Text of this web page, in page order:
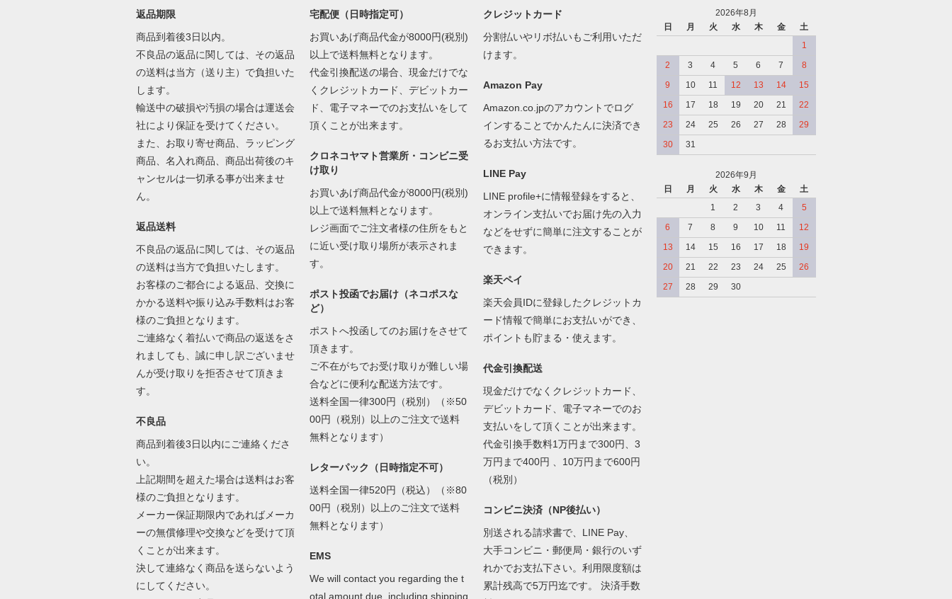
返品期限
商品到着後3日以内。
不良品の返品に関しては、その返品
の送料は当方（送り主）で負担いた
します。
輸送中の破損や汚損の場合は運送会
社により保証を受けてください。
また、お取り寄せ商品、ラッピング
商品、名入れ商品、商品出荷後のキ
ャンセルは一切承る事が出来ませ
ん。
返品送料
不良品の返品に関しては、その返品
の送料は当方で負担いたします。
お客様のご都合による返品、交換に
かかる送料や振り込み手数料はお客
様のご負担となります。
ご連絡なく着払いで商品の返送をさ
れましても、誠に申し訳ございませ
んが受け取りを拒否させて頂きま
す。
不良品
商品到着後3日以内にご連絡くださ
い。
上記期間を超えた場合は送料はお客
様のご負担となります。
メーカー保証期限内であればメーカ
ーの無償修理や交換などを受けて頂
くことが出来ます。
決して連絡なく商品を送らないよう
にしてください。
宅配便（日時指定可）
お買いあげ商品代金が8000円(税別)
以上で送料無料となります。
代金引換配送の場合、現金だけでな
くクレジットカード、デビットカー
ド、電子マネーでのお支払いをして
頂くことが出来ます。
クロネコヤマト営業所・コンビニ受
け取り
お買いあげ商品代金が8000円(税別)
以上で送料無料となります。
レジ画面でご注文者様の住所をもと
に近い受け取り場所が表示されま
す。
ポスト投函でお届け（ネコポスな
ど）
ポストへ投函してのお届けをさせて
頂きます。
ご不在がちでお受け取りが難しい場
合などに便利な配送方法です。
送料全国一律300円（税別）（※50
00円（税別）以上のご注文で送料
無料となります）
レターパック（日時指定不可）
送料全国一律520円（税込）（※80
00円（税別）以上のご注文で送料
無料となります）
EMS
We will contact you regarding the t
otal amount due, including shipping
クレジットカード
分割払いやリボ払いもご利用いただ
けます。
Amazon Pay
Amazon.co.jpのアカウントでログ
インすることでかんたんに決済でき
るお支払い方法です。
LINE Pay
LINE profile+に情報登録をすると、
オンライン支払いでお届け先の入力
などをせずに簡単に注文することが
できます。
楽天ペイ
楽天会員IDに登録したクレジットカ
ード情報で簡単にお支払いができ、
ポイントも貯まる・使えます。
代金引換配送
現金だけでなくクレジットカード、
デビットカード、電子マネーでのお
支払いをして頂くことが出来ます。
代金引換手数料1万円まで300円、3
万円まで400円 、10万円まで600円
（税別）
コンビニ決済（NP後払い）
別送される請求書で、LINE Pay、
大手コンビニ・郵便局・銀行のいず
れかでお支払下さい。利用限度額は
累計残高で5万円迄です。 決済手数
2026年8月
日
月 火 水 木 金
土
1
2
3 4 5 6 7
8
9
10 11 12 13 14
15
16
17 18 19 20 21
22
23
24 25 26 27 28
29
30
31
2026年9月
日
月 火 水 木 金
土
1
2 3 4
5
6
7 8 9 10 11
12
13
14 15 16 17 18
19
20
21 22 23 24 25
26
27
28 29 30